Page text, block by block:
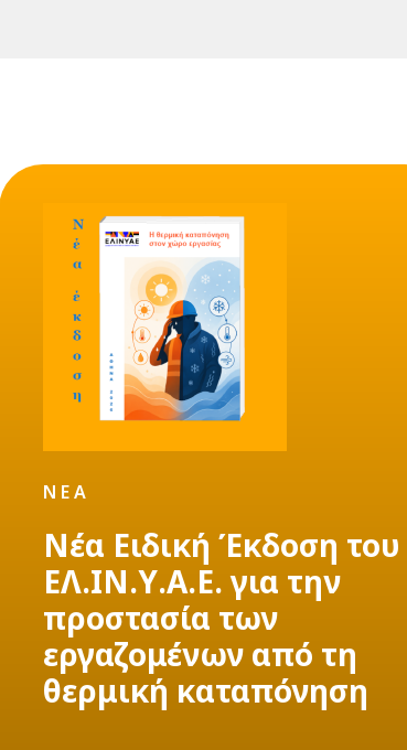
ΝΈΑ
Νέα Ειδική Έκδοση του
ΕΛ.ΙΝ.Υ.Α.Ε. για την
προστασία των
εργαζομένων από τη
θερμική καταπόνηση